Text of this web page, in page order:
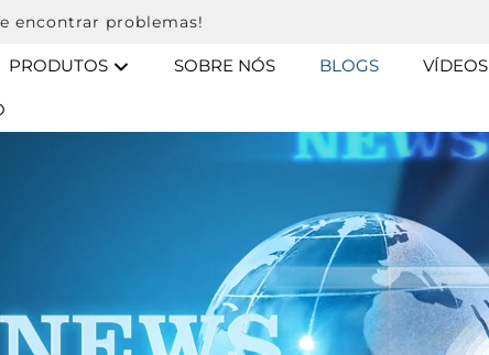
encontrar problemas!
PRODUTOS SOBRE NÓS BLOGS VÍDEOS